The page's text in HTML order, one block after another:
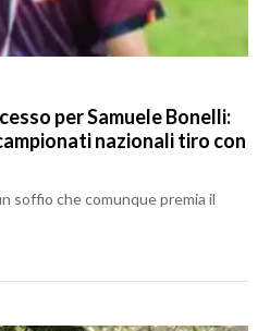
per Samuele Bonelli:
nazionali tiro con
soffio che comunque premia il